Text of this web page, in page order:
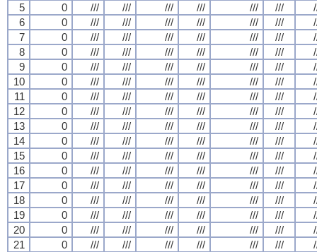
5
0 /// /// /// /// /// ///
6
0 /// /// /// /// /// ///
7
0 /// /// /// /// /// ///
8
0 /// /// /// /// /// ///
9
0 /// /// /// /// /// ///
10
0 /// /// /// /// /// ///
11
0 /// /// /// /// /// ///
12
0 /// /// /// /// /// ///
13
0 /// /// /// /// /// ///
14
0 /// /// /// /// /// ///
15
0 /// /// /// /// /// ///
16
0 /// /// /// /// /// ///
17
0 /// /// /// /// /// ///
18
0 /// /// /// /// /// ///
19
0 /// /// /// /// /// ///
20
0 /// /// /// /// /// ///
21
0 /// /// /// /// /// ///